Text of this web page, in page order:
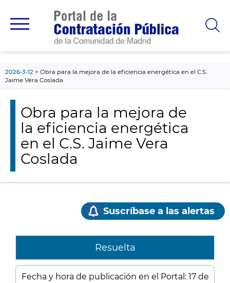
principal
2026-3-12
Obra para la mejora de la eficiencia energética en el C.S.
Jaime Vera Coslada
Obra para la mejora de
la eficiencia energética
en el C.S. Jaime Vera
Coslada
Suscríbase a las alertas
Resuelta
Fecha y hora de publicación en el Portal: 17 de